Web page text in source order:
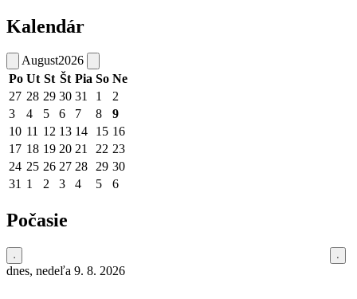
Kalendár
August2026
Po Ut St Št Pia So Ne
27 28 29 30 31 1
2
3
4 5 6 7 8
9
10 11 12 13 14 15 16
17 18 19 20 21 22 23
24 25 26 27 28 29 30
31 1 2 3 4 5 6
Počasie
dnes, nedeľa 9. 8. 2026